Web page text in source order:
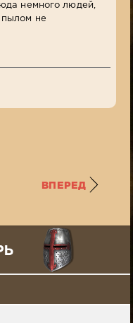
немного людей,
пылом не
ВПЕРЕД